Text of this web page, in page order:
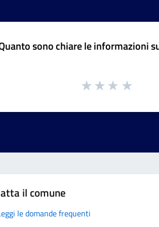
sono chiare le informazioni
il comune
le domande frequenti